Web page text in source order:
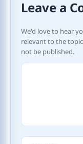
Leave a
We'd love to hear
relevant to the
not be published.
Comment